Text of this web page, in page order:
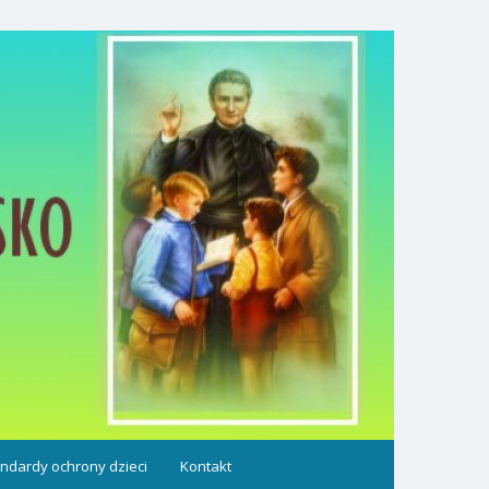
ochrony dzieci Kontakt